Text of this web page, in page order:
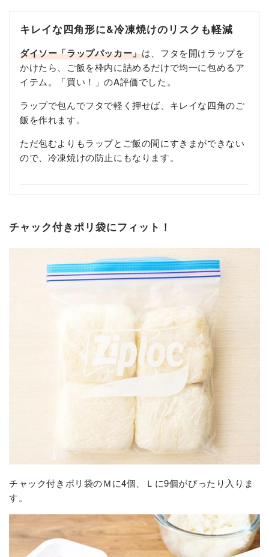
キレイな四角形に&冷凍焼けのリスクも軽減
ダイソー「ラップパッカー」は、フタを開けラップを
かけたら、ご飯を枠内に詰めるだけで均一に包めるア
イテム。「買い！」のA評価でした。
ラップで包んでフタで軽く押せば、キレイな四角のご
飯を作れます。
ただ包むよりもラップとご飯の間にすきまができない
ので、冷凍焼けの防止にもなります。
チャック付きポリ袋にフィット！
チャック付きポリ袋のＭに4個、Ｌに9個がぴったり入りま
す。